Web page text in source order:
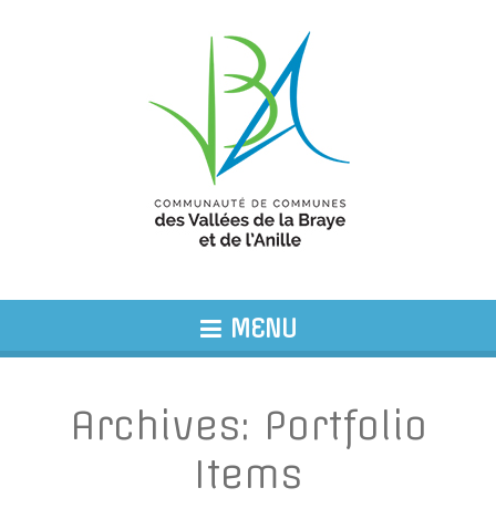
MENU
Archives: Portfolio
Items